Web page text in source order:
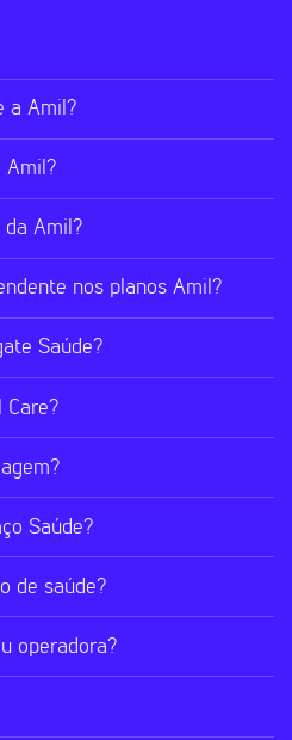
a Amil?
Amil?
da Amil?
nos planos Amil?
Saúde?
Care?
Saúde?
de saúde?
operadora?